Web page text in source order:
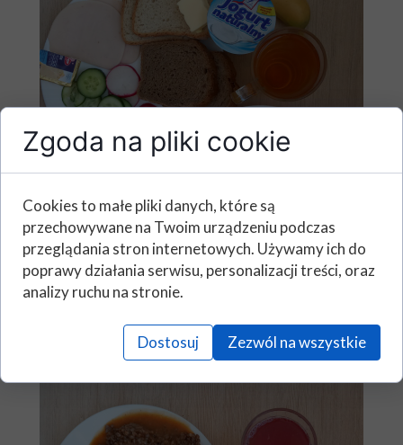
Zgoda na pliki cookie
Cookies to małe pliki danych, które są
przechowywane na Twoim urządzeniu podczas
przeglądania stron internetowych. Używamy ich do
poprawy działania serwisu, personalizacji treści, oraz
analizy ruchu na stronie.
Dostosuj Zezwól na wszystkie